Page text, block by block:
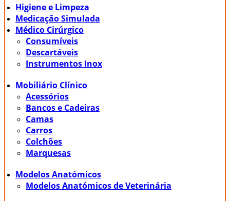
Higiene e Limpeza
Medicação Simulada
Médico Cirúrgico
Consumíveis
Descartáveis
Instrumentos Inox
Mobiliário Clínico
Acessórios
Bancos e Cadeiras
Camas
Carros
Colchões
Marquesas
Modelos Anatómicos
Modelos Anatómicos de Veterinária